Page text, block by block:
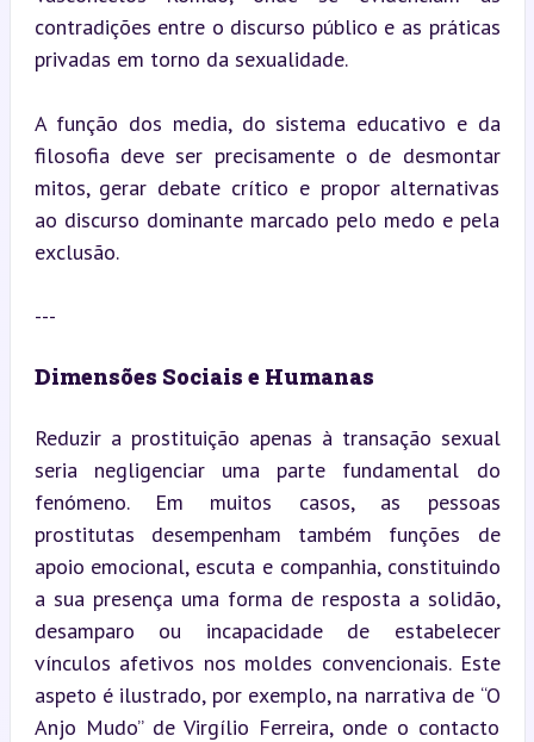
contradições entre o discurso público e as práticas
privadas em torno da sexualidade.
A função dos media, do sistema educativo e da
filosofia deve ser precisamente o de desmontar
mitos, gerar debate crítico e propor alternativas
ao discurso dominante marcado pelo medo e pela
exclusão.
---
Dimensões Sociais e Humanas
Reduzir a prostituição apenas à transação sexual
seria negligenciar uma parte fundamental do
fenómeno. Em muitos casos, as pessoas
prostitutas desempenham também funções de
apoio emocional, escuta e companhia, constituindo
a sua presença uma forma de resposta a solidão,
desamparo ou incapacidade de estabelecer
vínculos afetivos nos moldes convencionais. Este
aspeto é ilustrado, por exemplo, na narrativa de “O
Anjo Mudo” de Virgílio Ferreira, onde o contacto